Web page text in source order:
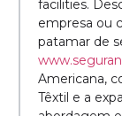
facilities.
empresa ou
patamar de
Americana,
Têxtil e a